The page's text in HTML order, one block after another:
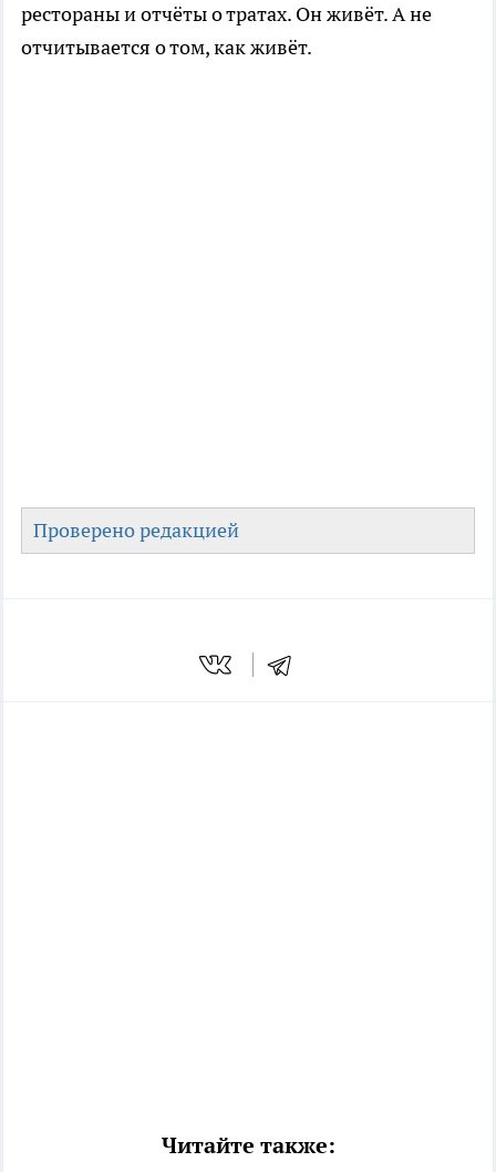
рестораны и отчёты о тратах. Он живёт. А не
отчитывается о том, как живёт.
Проверено редакцией
Читайте также: